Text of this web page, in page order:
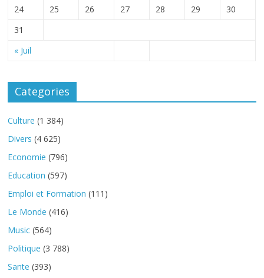
« Juil
24
25 26 27 28 29
30
31
Categories
Culture (1 384)
Divers (4 625)
Economie (796)
Education (597)
Emploi et Formation (111)
Le Monde (416)
Music (564)
Politique (3 788)
Sante (393)